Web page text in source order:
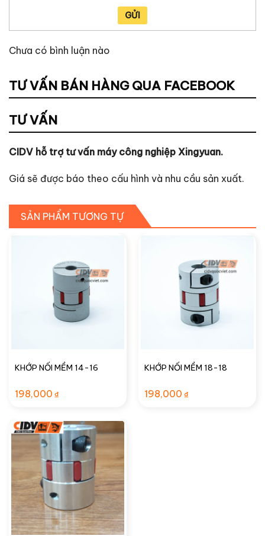
GỬI
Chưa có bình luận nào
TƯ VẤN BÁN HÀNG QUA FACEBOOK
TƯ VẤN
CIDV hỗ trợ tư vấn máy công nghiệp Xingyuan.
Giá sẽ được báo theo cấu hình và nhu cầu sản xuất.
SẢN PHẨM TƯƠNG TỰ
KHỚP NỐI MỀM 14-16
198,000 ₫
KHỚP NỐI MỀM 18-18
198,000 ₫